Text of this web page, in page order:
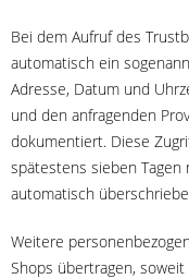
Bei dem Aufruf des
automatisch ein
Adresse, Datum und
und den anfragenden
dokumentiert. Diese
spätestens sieben Tagen
automatisch
Weitere
Shops übertragen,